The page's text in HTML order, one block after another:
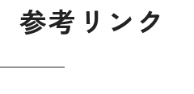
参考 リ ン ク